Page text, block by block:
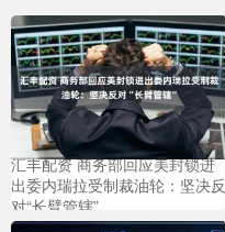
汇丰配资 商务部回应美封锁进
出委内瑞拉受制裁油轮：坚决反
对“长臂管辖”